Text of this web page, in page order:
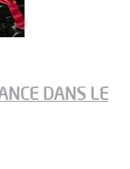
DANS LE